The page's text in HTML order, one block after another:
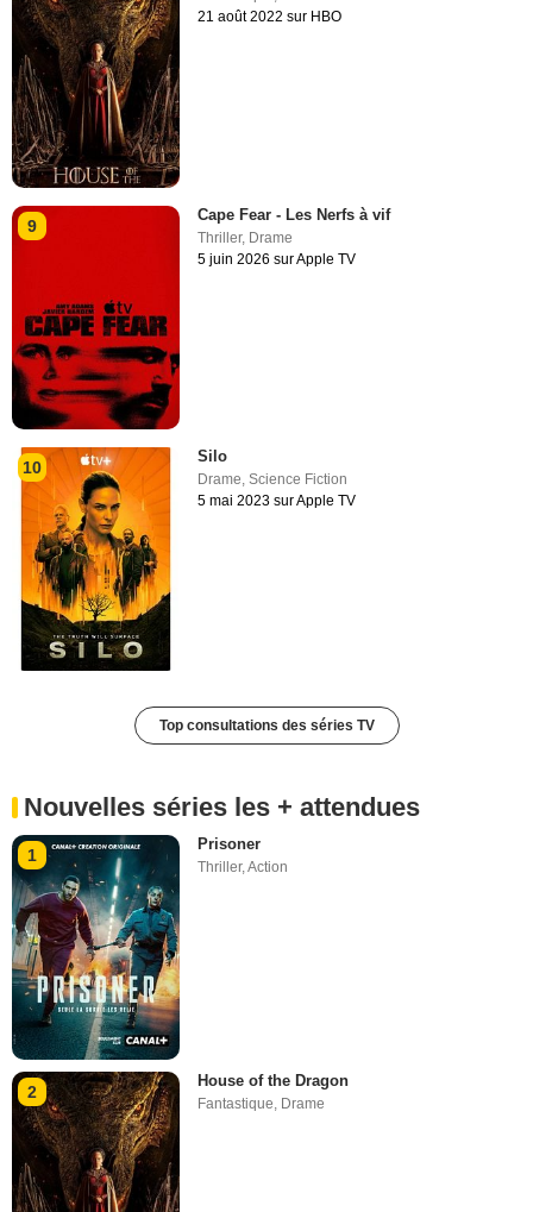
21 août 2022 sur HBO
9
Cape Fear - Les Nerfs à vif
Thriller, Drame
5 juin 2026 sur Apple TV
10
Silo
Drame,Science Fiction
5 mai 2023 sur Apple TV
Top consultations des séries TV
Nouvelles séries les + attendues
1
Prisoner
Thriller,Action
2
House of the Dragon
Fantastique Drame